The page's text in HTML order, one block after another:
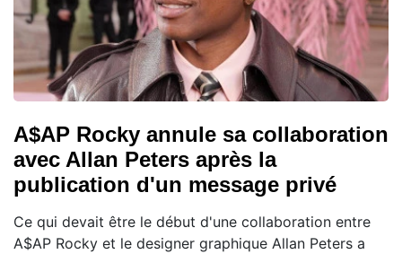
A$AP Rocky annule sa collaboration
avec Allan Peters après la
publication d'un message privé
Ce qui devait être le début d'une collaboration entre
A$AP Rocky et le designer graphique Allan Peters a